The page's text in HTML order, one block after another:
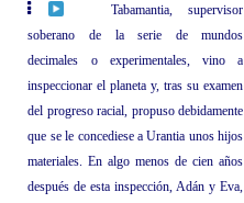
Tabamantia, supervisor
soberano de la serie de mundos
decimales o experimentales, vino a
inspeccionar el planeta y, tras su examen
del progreso racial, propuso debidamente
que se le concediese a Urantia unos hijos
materiales. En algo menos de cien años
después de esta inspección, Adán y Eva,